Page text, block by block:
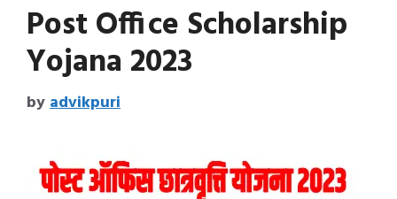
Post Office Scholarship
Yojana 2023
byadvikpuri